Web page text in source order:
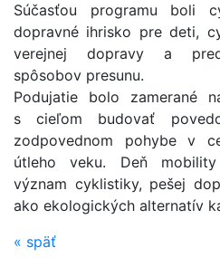
Súčasťou programu boli
dopravné ihrisko pre deti,
verejnej dopravy a
spôsobov presunu.
Podujatie bolo zamerané
s cieľom budovať
zodpovednom pohybe v
útleho veku. Deň
význam cyklistiky, pešej
ako ekologických alternatív
« späť